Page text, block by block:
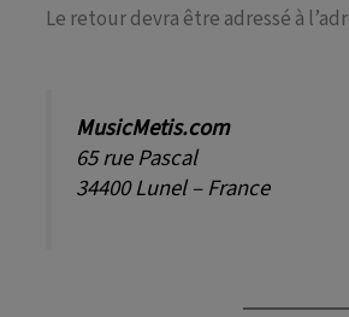
Le retour devra être adressé à
MusicMetis.com
65 rue Pascal
34400 Lunel – France